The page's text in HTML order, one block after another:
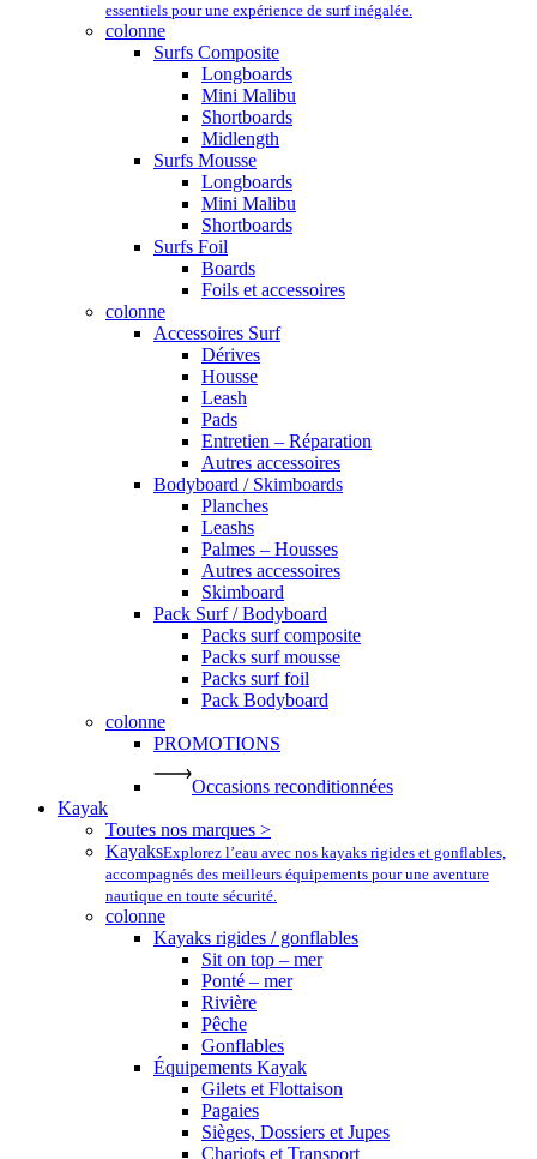
essentiels pour une expérience de surf inégalée.
colonne
Surfs Composite
Longboards
Mini Malibu
Shortboards
Midlength
Surfs Mousse
Longboards
Mini Malibu
Shortboards
Surfs Foil
Boards
Foils et accessoires
colonne
Accessoires Surf
Dérives
Housse
Leash
Pads
Entretien – Réparation
Autres accessoires
Bodyboard / Skimboards
Planches
Leashs
Palmes – Housses
Autres accessoires
Skimboard
Pack Surf / Bodyboard
Packs surf composite
Packs surf mousse
Packs surf foil
Pack Bodyboard
colonne
PROMOTIONS
Occasions reconditionnées
Kayak
Toutes nos marques >
KayaksExplorez l’eau avec nos kayaks rigides et gonflables,
accompagnés des meilleurs équipements pour une aventure
nautique en toute sécurité.
colonne
Kayaks rigides / gonflables
Sit on top – mer
Ponté – mer
Rivière
Pêche
Gonflables
Équipements Kayak
Gilets et Flottaison
Pagaies
Sièges, Dossiers et Jupes
Chariots et Transport